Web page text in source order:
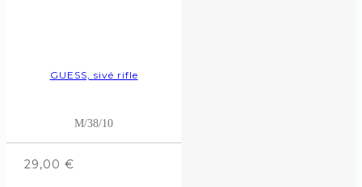
GUESS, sivé rifle
M/38/10
29,00 €